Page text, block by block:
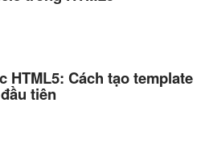
HTML5: Cách tạo template
tiên